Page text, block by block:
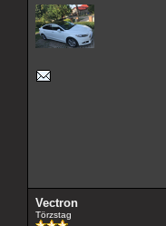
Vectron
Törzstag